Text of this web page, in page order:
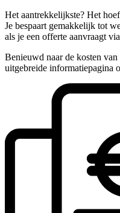
Het aantrekkelijkste? Het
Je bespaart gemakkelijk tot
als je een offerte aanvraagt
Benieuwd naar de kosten
uitgebreide informatiepagina